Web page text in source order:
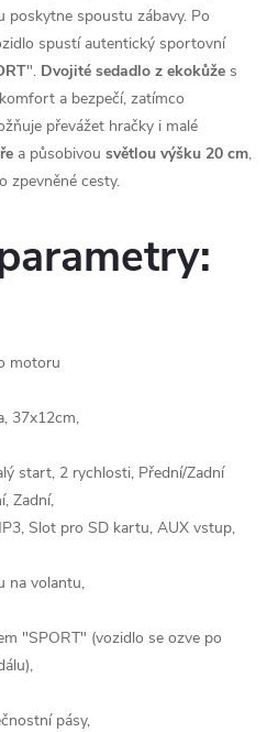
poskytne spoustu zábavy. Po
spustí autentický sportovní
". Dvojité sedadlo z ekokůže s
a bezpečí, zatímco
převážet hračky i malé
a působivou světlou výšku 20 cm,
zpevněné cesty.
motoru
37x12cm,
start, 2 rychlosti, Přední/Zadní
Zadní,
Slot pro SD kartu, AUX vstup,
na volantu,
"SPORT" (vozidlo se ozve po
pásy,